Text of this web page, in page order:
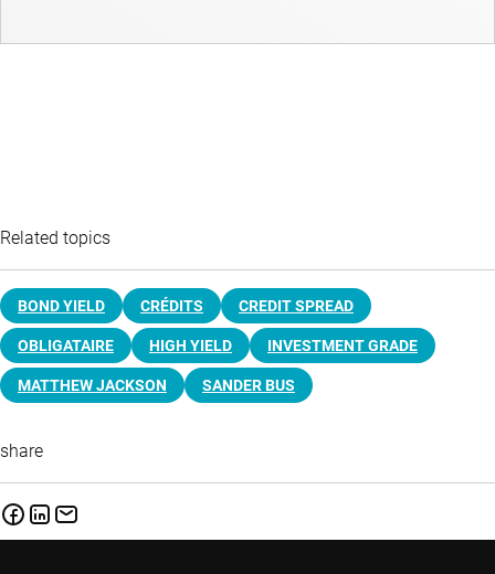
Related topics
BOND YIELD CRÉDITS CREDIT SPREAD
OBLIGATAIRE HIGH YIELD INVESTMENT GRADE
MATTHEW JACKSON SANDER BUS
share